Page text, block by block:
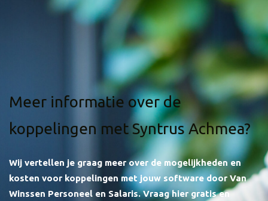
Meer informatie over de
koppelingen met Syntrus Achmea?
Wij vertellen je graag meer over de mogelijkheden en
kosten voor koppelingen met jouw software door Van
Winssen Personeel en Salaris.Vraag hier gratis en